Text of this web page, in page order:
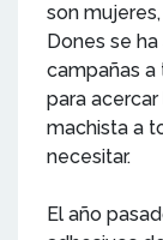
son
Dones se
campañas
para
machista a
necesitar.
El año